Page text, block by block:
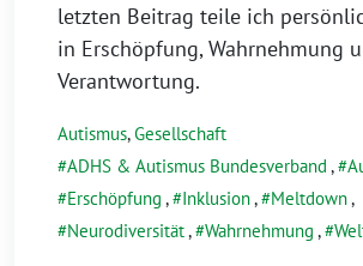
letzten Beitrag teile ich
in Erschöpfung, Wahrnehmung
Verantwortung.
Autismus,Gesellschaft
ADHS & Autismus Bundesverband ,
Erschöpfung , Inklusion, Meltdown,
Neurodiversität, Wahrnehmung ,